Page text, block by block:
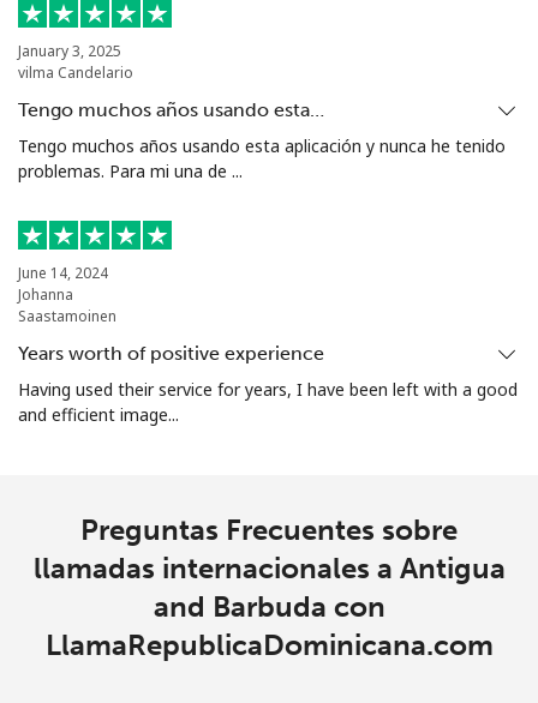
Armenia
Línea fija
Celular ⁦32.5¢⁩ 15 min por ⁦$5⁩ -
Línea fija
Celular
Ascension Island
Australia
⁦2.2¢⁩ 227 min por ⁦$5⁩
Celular ⁦2.8¢⁩ 178 min por ⁦$5⁩ -
January 3, 2025
vilma Candelario
Tengo muchos años usando esta…
Tengo muchos años usando esta aplicación y nunca he tenido
problemas. Para mi una de ...
June 14, 2024
Johanna
Saastamoinen
Years worth of positive experience
Having used their service for years, I have been left with a good
and efficient image...
Preguntas Frecuentes sobre
llamadas internacionales a Antigua
and Barbuda con
LlamaRepublicaDominicana.com